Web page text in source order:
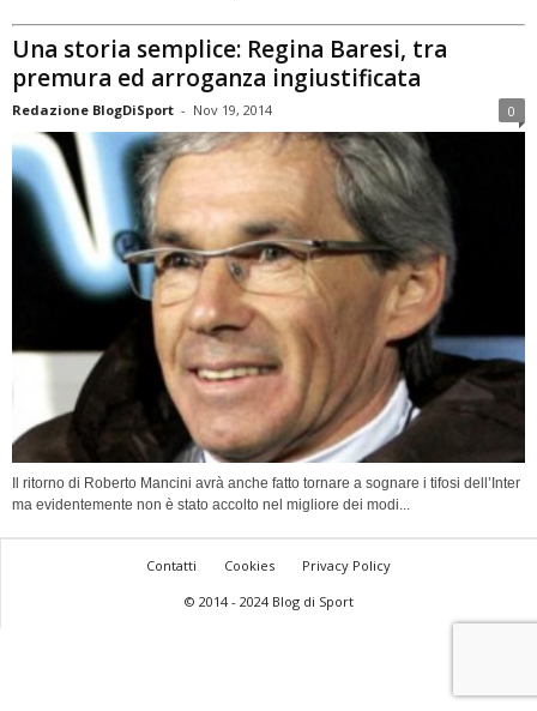
Una storia semplice: Regina Baresi, tra
premura ed arroganza ingiustificata
Redazione BlogDiSport - Nov 19, 2014 0
Il ritorno di Roberto Mancini avrà anche fatto tornare a sognare i tifosi dell’Inter
ma evidentemente non è stato accolto nel migliore dei modi...
Contatti Cookies
Privacy Policy
© 2014 - 2024 Blog di Sport